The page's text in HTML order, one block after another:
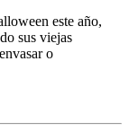
este año,
sus viejas
o